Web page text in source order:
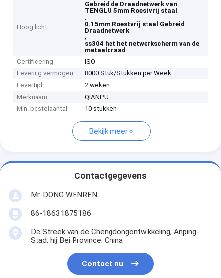
Hoog licht
Gebreid de Draadnetwerk van
TENGLU 5mm Roestvrij staal
,
0.15mm Roestvrij staal Gebreid
Draadnetwerk
,
ss304 het het netwerkscherm van de
metaaldraad
Certificering
ISO
Levering vermogen
8000 Stuk/Stukken per Week
Levertijd
2 weken
Merknaam
QIANPU
Min. bestelaantal
10 stukken
Bekijk meer
Contactgegevens
Mr. DONG WENREN
86-18631875186
De Streek van de Chengdongontwikkeling, Anping-
Stad, hij Bei Province, China
Contact nu